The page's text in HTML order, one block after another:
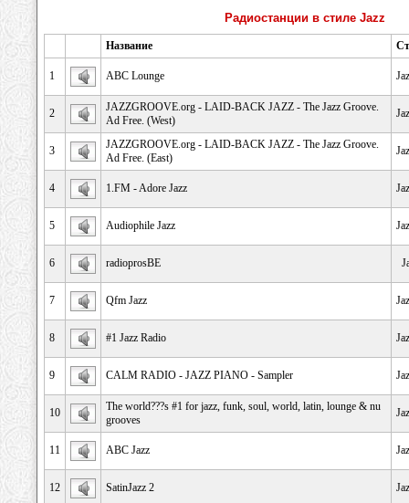
Радиостанции в стиле Jazz
Название
1 ABC Lounge
2
JAZZGROOVE.org - LAID-BACK JAZZ - The Jazz Groove.
Ad Free. (West)
3
JAZZGROOVE.org - LAID-BACK JAZZ - The Jazz Groove.
Ad Free. (East)
4 1.FM - Adore Jazz
5 Audiophile Jazz
6 radioprosBE
7 Qfm Jazz
8 #1 Jazz Radio
9 CALM RADIO - JAZZ PIANO - Sampler
10
The world???s #1 for jazz, funk, soul, world, latin, lounge & nu
grooves
11 ABC Jazz
12 SatinJazz 2